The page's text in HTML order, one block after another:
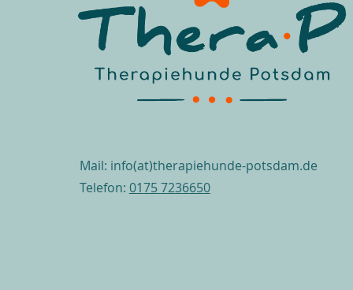
Mail: info(at)therapiehunde-potsdam.de​
Telefon: 0175 7236650